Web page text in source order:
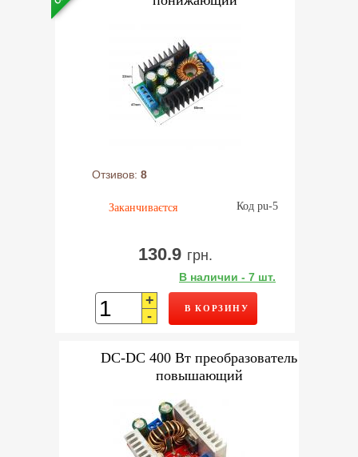
Отзивов: 8
Заканчиваєтся Код pu-5
130.9 грн.
+
-
В КОРЗИНУ
В наличии - 7 шт.
DC-DC 400 Вт преобразователь
повышающий